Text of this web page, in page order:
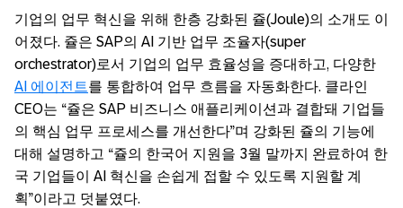
기업의 업무 혁신을 위해 한층 강화된 쥴(Joule)의 소개도 이
어졌다. 쥴은 SAP의 AI 기반 업무 조율자(super
orchestrator)로서 기업의 업무 효율성을 증대하고, 다양한
AI 에이전트를 통합하여 업무 흐름을 자동화한다. 클라인
CEO는 “쥴은 SAP 비즈니스 애플리케이션과 결합돼 기업들
의 핵심 업무 프로세스를 개선한다”며 강화된 쥴의 기능에
대해 설명하고 “쥴의 한국어 지원을 3월 말까지 완료하여 한
국 기업들이 AI 혁신을 손쉽게 접할 수 있도록 지원할 계
획”이라고 덧붙였다.